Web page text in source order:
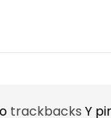
trackbacks Y